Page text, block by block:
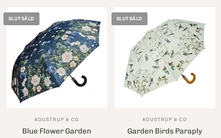
SLUTSÅLD
KOUSTRUP & CO
Blue Flower Garden
SLUTSÅLD
KOUSTRUP & CO
Garden Birds Paraply